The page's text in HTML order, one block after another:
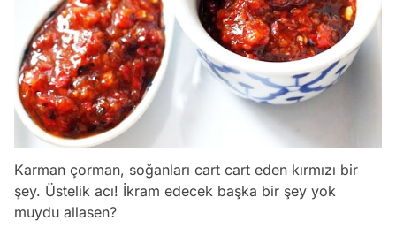
Karman çorman, soğanları cart cart eden kırmızı bir
şey. Üstelik acı! İkram edecek başka bir şey yok
muydu allasen?